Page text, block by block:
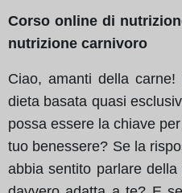
Corso online di
nutrizione carnivoro
Ciao, amanti della
dieta basata quasi
possa essere la chiave
tuo benessere? Se la
abbia sentito parlare